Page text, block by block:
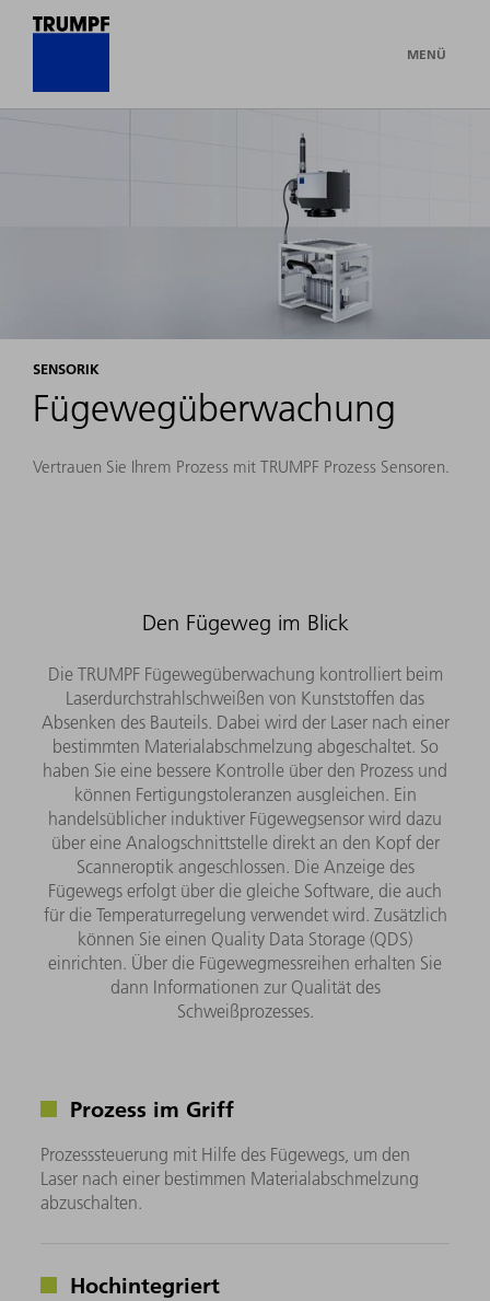
MENÜ
SENSORIK
Fügewegüberwachung
Vertrauen Sie Ihrem Prozess mit TRUMPF Prozess Sensoren.
Den Fügeweg im Blick
Die TRUMPF Fügewegüberwachung kontrolliert beim
Laserdurchstrahlschweißen von Kunststoffen das
Absenken des Bauteils. Dabei wird der Laser nach einer
bestimmten Materialabschmelzung abgeschaltet. So
haben Sie eine bessere Kontrolle über den Prozess und
können Fertigungstoleranzen ausgleichen. Ein
handelsüblicher induktiver Fügewegsensor wird dazu
über eine Analogschnittstelle direkt an den Kopf der
Scanneroptik angeschlossen. Die Anzeige des
Fügewegs erfolgt über die gleiche Software, die auch
für die Temperaturregelung verwendet wird. Zusätzlich
können Sie einen Quality Data Storage (QDS)
einrichten. Über die Fügewegmessreihen erhalten Sie
dann Informationen zur Qualität des
Schweißprozesses.
Prozess im Griff
Prozesssteuerung mit Hilfe des Fügewegs, um den
Laser nach einer bestimmen Materialabschmelzung
abzuschalten.
Hochintegriert